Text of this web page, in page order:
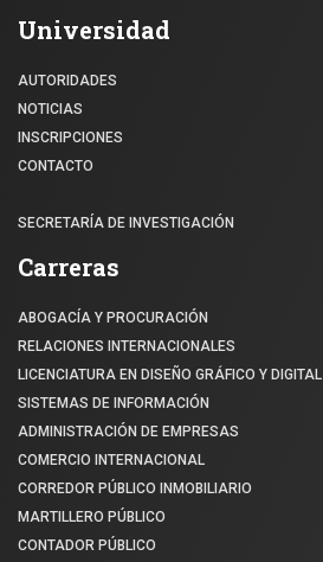
Universidad
AUTORIDADES
NOTICIAS
INSCRIPCIONES
CONTACTO
SECRETARÍA DE INVESTIGACIÓN
Carreras
ABOGACÍA Y PROCURACIÓN
RELACIONES INTERNACIONALES
LICENCIATURA EN DISEÑO GRÁFICO Y DIGITAL
SISTEMAS DE INFORMACIÓN
ADMINISTRACIÓN DE EMPRESAS
COMERCIO INTERNACIONAL
CORREDOR PÚBLICO INMOBILIARIO
MARTILLERO PÚBLICO
CONTADOR PÚBLICO